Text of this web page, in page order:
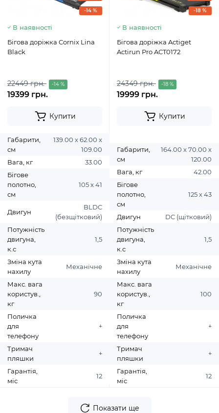
-14 %
В наявності
Бігова доріжка Cornix Lina
Black
22449 грн. -14 %
19399 грн.
Купити
Габарити,
см
139.00 х 62.00 х
109.00
Вага, кг
33.00
Бігове
полотно,
см
105 х 41
Двигун
BLDC
(безщітковий)
Потужність
двигуна,
к.с
1,5
Зміна кута
нахилу
Механічне
Макс. вага
користув.,
кг
90
Поличка
для
телефону
+
Тримач
пляшки
+
Гарантія,
міс
12
-18 %
В наявності
Бігова доріжка Actiget
Actirun Pro ACT0172
24349 грн. -18 %
19999 грн.
Купити
Габарити,
см
164.00 х 70.00 х
120.00
Вага, кг
42.00
Бігове
полотно,
см
125 х 43
Двигун
DC (щітковий)
Потужність
двигуна,
к.с
1,5
Зміна кута
нахилу
Механічне
Макс. вага
користув.,
кг
100
Поличка
для
телефону
+
Тримач
пляшки
+
Гарантія,
міс
12
Показати ще